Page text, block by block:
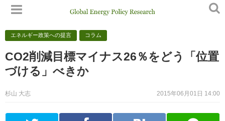
エネルギー政策への提言 コラム
CO2削減目標マイナス26％をどう「位置
づける」べきか
2015年06月01日 14:00
杉山 大志